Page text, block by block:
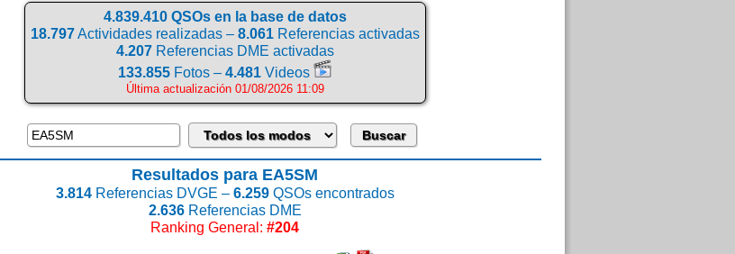
4.839.410 QSOs en la base de datos
18.797Actividades realizadas – 8.061Referencias activadas
4.207Referencias DME activadas
133.855 Fotos – 4.481 Videos
Última actualización 01/08/2026 11:09
Resultados para EA5SM
3.814Referencias DVGE – 6.259QSOs encontrados
2.636Referencias DME
Ranking General: #204